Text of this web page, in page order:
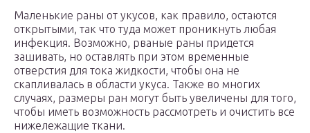
Маленькие раны от укусов, как правило, остаются
открытыми, так что туда может проникнуть любая
инфекция. Возможно, рваные раны придется
зашивать, но оставлять при этом временные
отверстия для тока жидкости, чтобы она не
скапливалась в области укуса. Также во многих
случаях, размеры ран могут быть увеличены для того,
чтобы иметь возможность рассмотреть и очистить все
нижележащие ткани.